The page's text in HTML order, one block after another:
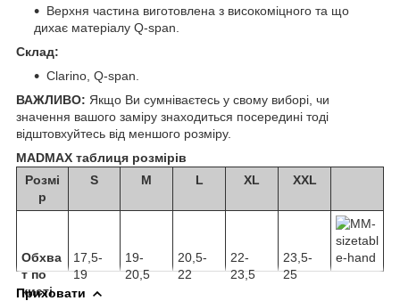
Верхня частина виготовлена з високоміцного та що
дихає матеріалу Q-span.
Склад:
Clarino, Q-span.
ВАЖЛИВО: Якщо Ви сумніваєтесь у свому виборі, чи
значення вашого заміру знаходиться посередині тоді
відштовхуйтесь від меншого розміру.
MADMAX таблиця розмірів
Розмі
р
S M L XL XXL
Обхва
т по
кисті
17,5-
19
19-
20,5
20,5-
22
22-
23,5
23,5-
25
Приховати